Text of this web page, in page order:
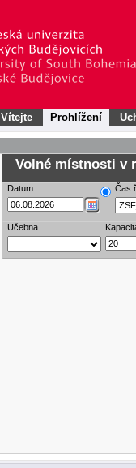
Vítejte Prohlížení
Volné místnosti v
Datum
Učebna